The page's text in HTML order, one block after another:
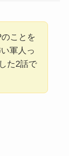
ことを
軍人っ
た2話で